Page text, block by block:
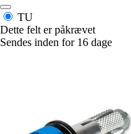
TU
Dette felt er påkrævet
Sendes inden for 16 dage